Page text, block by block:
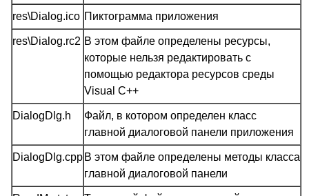
res\Dialog.ico Пиктограмма приложения
res\Dialog.rc2 В этом файле определены ресурсы,
которые нельзя редактировать с
помощью редактора ресурсов среды
Visual C++
DialogDlg.h
Файл, в котором определен класс
главной диалоговой панели приложения
DialogDlg.cpp В этом файле определены методы класса
главной диалоговой панели